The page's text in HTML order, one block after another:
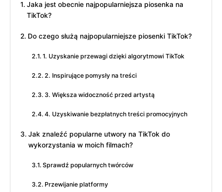
Jaka jest obecnie najpopularniejsza piosenka na
TikTok?
Do czego służą najpopularniejsze piosenki TikTok?
1. Uzyskanie przewagi dzięki algorytmowi TikTok
2. Inspirujące pomysły na treści
3. Większa widoczność przed artystą
4. Uzyskiwanie bezpłatnych treści promocyjnych
Jak znaleźć popularne utwory na TikTok do
wykorzystania w moich filmach?
Sprawdź popularnych twórców
Przewijanie platformy